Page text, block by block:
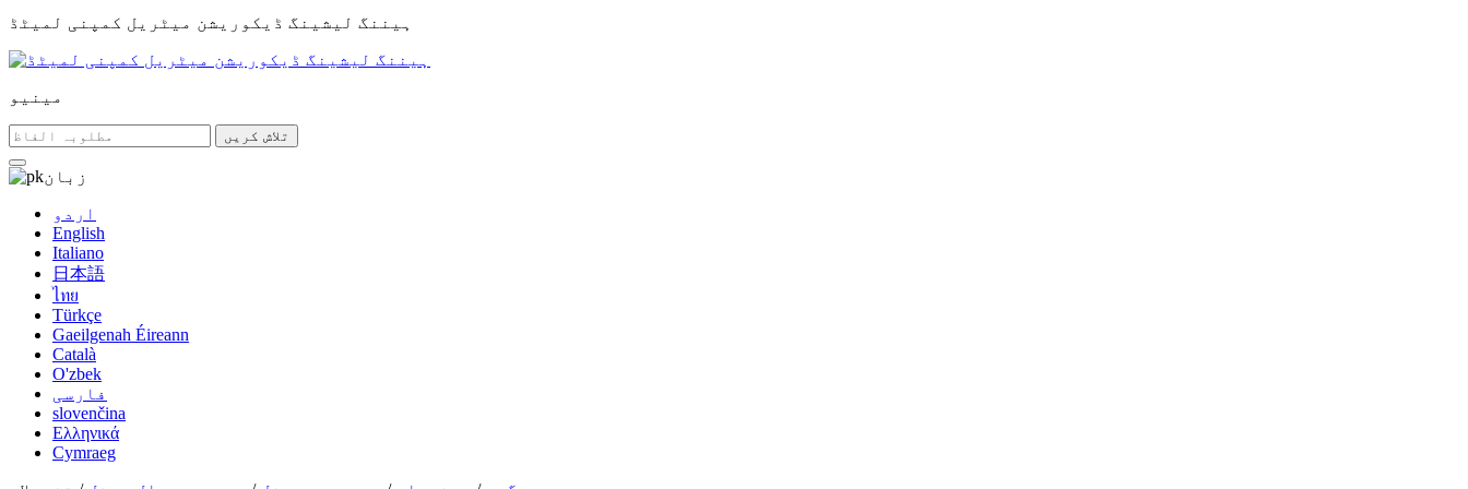
ہیننگ لیشینگ ڈیکوریشن میٹریل کمپنی لمیٹڈ
مینیو
تلاش کریں
زبان
اردو
English
Italiano
日本語
ไทย
Türkçe
Gaeilgenah Éireann
Català
O'zbek
فارسی
slovenčina
Ελληνικά
Cymraeg